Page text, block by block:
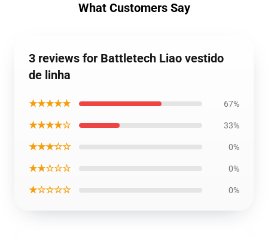
What Customers Say
3 reviews for Battletech Liao vestido
de linha
★★★★★ 67%
★★★★☆ 33%
★★★☆☆ 0%
★★☆☆☆ 0%
★☆☆☆☆ 0%